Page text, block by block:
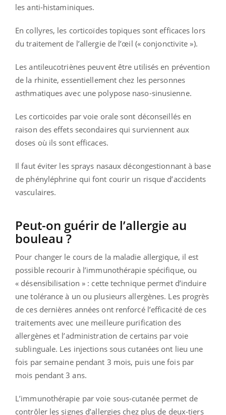
les anti-histaminiques.
En collyres, les corticoïdes topiques sont efficaces lors
du traitement de l’allergie de l’œil (« conjonctivite »).
Les antileucotriènes peuvent être utilisés en prévention
de la rhinite, essentiellement chez les personnes
asthmatiques avec une polypose naso-sinusienne.
Les corticoïdes par voie orale sont déconseillés en
raison des effets secondaires qui surviennent aux
doses où ils sont efficaces.
Il faut éviter les sprays nasaux décongestionnant à base
de phényléphrine qui font courir un risque d’accidents
vasculaires.
Peut-on guérir de l’allergie au
bouleau ?
Pour changer le cours de la maladie allergique, il est
possible recourir à l’immunothérapie spécifique, ou
« désensibilisation » : cette technique permet d’induire
une tolérance à un ou plusieurs allergènes. Les progrès
de ces dernières années ont renforcé l’efficacité de ces
traitements avec une meilleure purification des
allergènes et l’administration de certains par voie
sublinguale. Les injections sous cutanées ont lieu une
fois par semaine pendant 3 mois, puis une fois par
mois pendant 3 ans.
L’immunothérapie par voie sous-cutanée permet de
contrôler les signes d’allergies chez plus de deux-tiers